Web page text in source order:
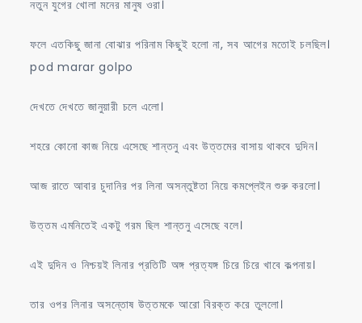
নতুন যুগের খোলা মনের মানুষ ওরা।
ফলে এতকিছু জানা বোঝার পরিনাম কিছুই হলো না, সব আগের মতোই চলছিল।
pod marar golpo
দেখতে দেখতে জানুয়ারী চলে এলো।
শহরে কোনো কাজ নিয়ে এসেছে শান্তনু এবং উত্তমের বাসায় থাকবে দুদিন।
আজ রাতে আবার চুদানির পর লিনা অসন্তুষ্টতা নিয়ে কমপ্লেইন শুরু করলো।
উত্তম এমনিতেই একটু গরম ছিল শান্তনু এসেছে বলে।
এই দুদিন ও নিশ্চয়ই লিনার প্রতিটি অঙ্গ প্রত্যঙ্গ চিরে চিরে খাবে কল্পনায়।
তার ওপর লিনার অসন্তোষ উত্তমকে আরো বিরক্ত করে তুললো।